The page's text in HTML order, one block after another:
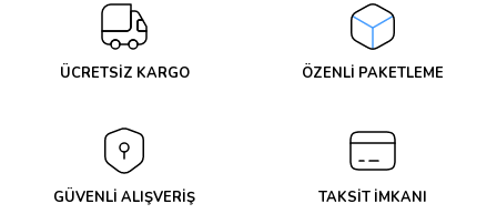
ÜCRETSİZ KARGO ÖZENLİ PAKETLEME
GÜVENLİ ALIŞVERİŞ TAKSİT İMKANI